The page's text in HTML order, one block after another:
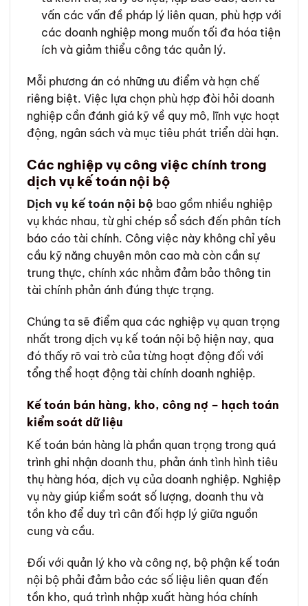
vấn các vấn đề pháp lý liên quan, phù hợp với
các doanh nghiệp mong muốn tối đa hóa tiện
ích và giảm thiểu công tác quản lý.
Mỗi phương án có những ưu điểm và hạn chế
riêng biệt. Việc lựa chọn phù hợp đòi hỏi doanh
nghiệp cần đánh giá kỹ về quy mô, lĩnh vực hoạt
động, ngân sách và mục tiêu phát triển dài hạn.
Các nghiệp vụ công việc chính trong
dịch vụ kế toán nội bộ
Dịch vụ kế toán nội bộ bao gồm nhiều nghiệp
vụ khác nhau, từ ghi chép sổ sách đến phân tích
báo cáo tài chính. Công việc này không chỉ yêu
cầu kỹ năng chuyên môn cao mà còn cần sự
trung thực, chính xác nhằm đảm bảo thông tin
tài chính phản ánh đúng thực trạng.
Chúng ta sẽ điểm qua các nghiệp vụ quan trọng
nhất trong dịch vụ kế toán nội bộ hiện nay, qua
đó thấy rõ vai trò của từng hoạt động đối với
tổng thể hoạt động tài chính doanh nghiệp.
Kế toán bán hàng, kho, công nợ – hạch toán
kiểm soát dữ liệu
Kế toán bán hàng là phần quan trọng trong quá
trình ghi nhận doanh thu, phản ánh tình hình tiêu
thụ hàng hóa, dịch vụ của doanh nghiệp. Nghiệp
vụ này giúp kiểm soát số lượng, doanh thu và
tồn kho để duy trì cân đối hợp lý giữa nguồn
cung và cầu.
Đối với quản lý kho và công nợ, bộ phận kế toán
nội bộ phải đảm bảo các số liệu liên quan đến
tồn kho, quá trình nhập xuất hàng hóa chính